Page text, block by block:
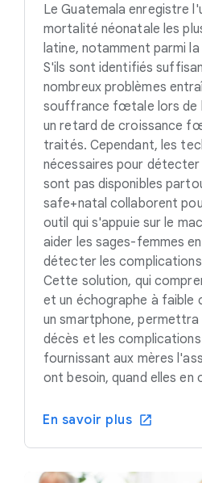
Le Guatemala enregistre
mortalité néonatale les
latine, notamment parmi
S'ils sont identifiés
nombreux problèmes
souffrance fœtale lors de
un retard de croissance
traités. Cependant, les
nécessaires pour
sont pas disponibles
safe+natal collaborent
outil qui s'appuie sur le
aider les sages-femmes
détecter les
Cette solution, qui
et un échographe à faible
un smartphone, permettra
décès et les
fournissant aux mères
ont besoin, quand elles en
En savoir plus